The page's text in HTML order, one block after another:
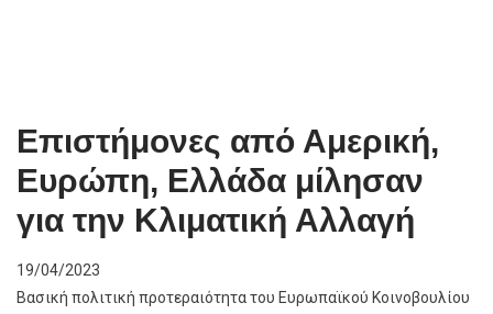
Επιστήμονες από Αμερική,
Ευρώπη, Ελλάδα μίλησαν
για την Κλιματική Αλλαγή
19/04/2023
Βασική πολιτική προτεραιότητα του Ευρωπαϊκού Κοινοβουλίου